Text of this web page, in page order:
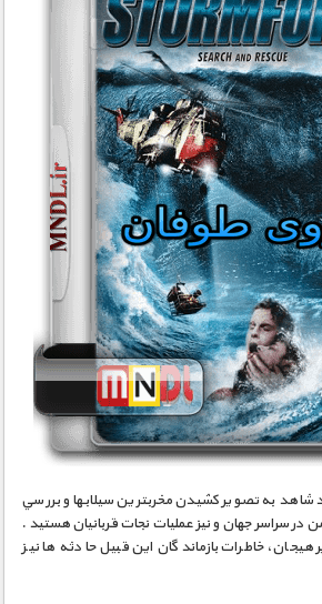
شاهد به تصوير كشيدن مخربترين سيلابها و بررسي
در سراسر جهان و نيز عمليات نجات قربانيان هستید .
خاطرات بازماندگان اين قبيل حادثه ها نيز